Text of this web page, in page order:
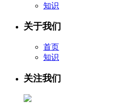
知识
关于我们
首页
知识
关注我们